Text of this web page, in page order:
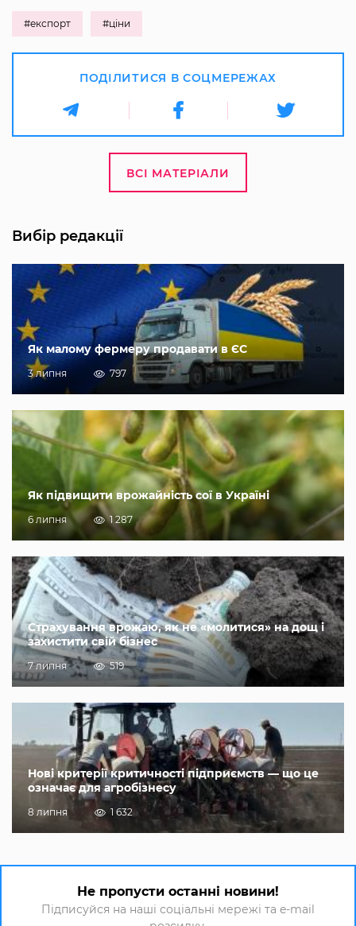
#експорт #ціни
ПОДІЛИТИСЯ В СОЦМЕРЕЖАХ
ВСІ МАТЕРІАЛИ
Вибір редакції
Як малому фермеру продавати в ЄС
3 липня 797
Як підвищити врожайність сої в Україні
6 липня 1 287
Страхування врожаю, як не «молитися» на дощ і
захистити свій бізнес
7 липня 519
Нові критерії критичності підприємств — що це
означає для агробізнесу
8 липня 1 632
Не пропусти останні новини!
Підписуйся на наші соціальні мережі та e-mail